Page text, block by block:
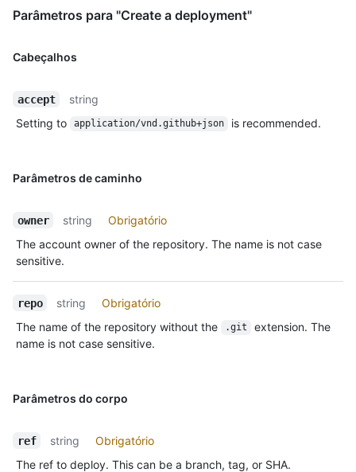
Parâmetros para "Create a deployment"
Cabeçalhos
accept
string
Setting to
application/vnd.github+json is recommended.
Parâmetros de caminho
owner string
Obrigatório
The account owner of the repository. The name is not case
sensitive.
repo string
Obrigatório
The name of the repository without the
.git
extension. The
name is not case sensitive.
Parâmetros do corpo
ref string
Obrigatório
The ref to deploy. This can be a branch, tag, or SHA.